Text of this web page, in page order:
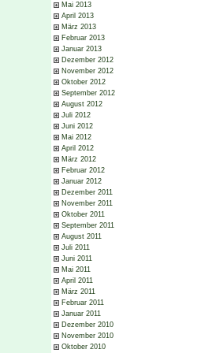
Mai 2013
April 2013
März 2013
Februar 2013
Januar 2013
Dezember 2012
November 2012
Oktober 2012
September 2012
August 2012
Juli 2012
Juni 2012
Mai 2012
April 2012
März 2012
Februar 2012
Januar 2012
Dezember 2011
November 2011
Oktober 2011
September 2011
August 2011
Juli 2011
Juni 2011
Mai 2011
April 2011
März 2011
Februar 2011
Januar 2011
Dezember 2010
November 2010
Oktober 2010